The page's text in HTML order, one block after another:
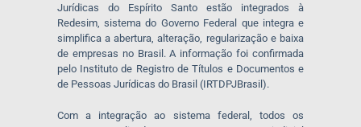
Jurídicas do Espírito Santo estão integrados à
Redesim, sistema do Governo Federal que integra e
simplifica a abertura, alteração, regularização e baixa
de empresas no Brasil. A informação foi confirmada
pelo Instituto de Registro de Títulos e Documentos e
de Pessoas Jurídicas do Brasil (IRTDPJBrasil).
Com a integração ao sistema federal, todos os